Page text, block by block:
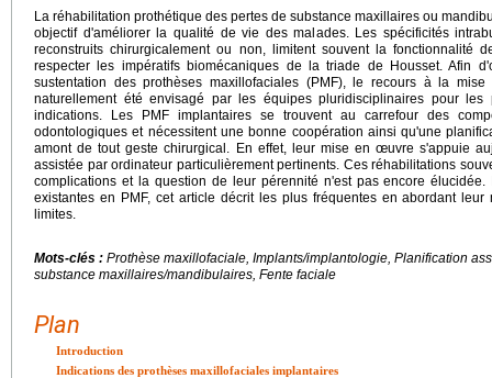
La réhabilitation prothétique des pertes de substance maxillaires ou
objectif d'améliorer la qualité de vie des malades. Les spécificités
reconstruits chirurgicalement ou non, limitent souvent la fonctionnalité
respecter les impératifs biomécaniques de la triade de Housset. Afin
sustentation des prothèses maxillofaciales (PMF), le recours à la
naturellement été envisagé par les équipes pluridisciplinaires pour
indications. Les PMF implantaires se trouvent au carrefour des
odontologiques et nécessitent une bonne coopération ainsi qu'une
amont de tout geste chirurgical. En effet, leur mise en œuvre s'appuie
assistée par ordinateur particulièrement pertinents. Ces réhabilitations
complications et la question de leur pérennité n'est pas encore
existantes en PMF, cet article décrit les plus fréquentes en abordant
limites.
Mots-clés : Prothèse maxillofaciale, Implants/implantologie, Planification
substance maxillaires/mandibulaires, Fente faciale
Plan
Introduction
Indications des prothèses maxillofaciales implantaires